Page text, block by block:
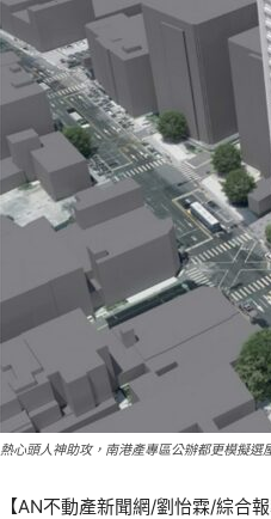
熱心頭人神助攻，南港產專區公辦都更模擬
【AN不動產新聞網/劉怡霖/綜合